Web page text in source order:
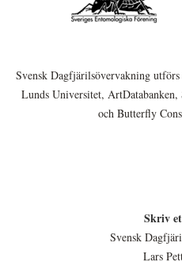
Svensk Dagfjärilsövervakning
Lunds Universitet,
och Butterfly
Skriv
Svensk
Lars